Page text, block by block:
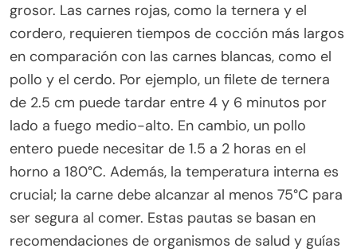
grosor. Las carnes rojas, como la ternera y el
cordero, requieren tiempos de cocción más largos
en comparación con las carnes blancas, como el
pollo y el cerdo. Por ejemplo, un filete de ternera
de 2.5 cm puede tardar entre 4 y 6 minutos por
lado a fuego medio-alto. En cambio, un pollo
entero puede necesitar de 1.5 a 2 horas en el
horno a 180°C. Además, la temperatura interna es
crucial; la carne debe alcanzar al menos 75°C para
ser segura al comer. Estas pautas se basan en
recomendaciones de organismos de salud y guías